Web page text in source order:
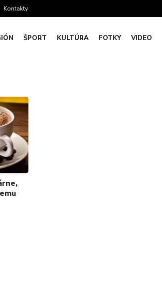
Kontakty
ŠPORT KULTÚRA FOTKY VIDEO